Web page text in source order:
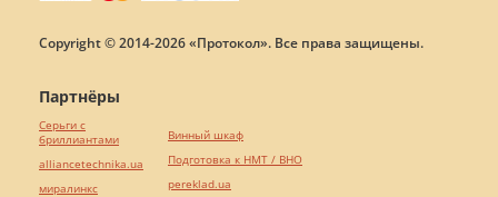
Copyright © 2014-2026 «Протокол». Все права защищены.
Партнёры
Серьги с
бриллиантами
alliancetechnika.ua
миралинкс
Винный шкаф
Подготовка к НМТ / ВНО
pereklad.ua